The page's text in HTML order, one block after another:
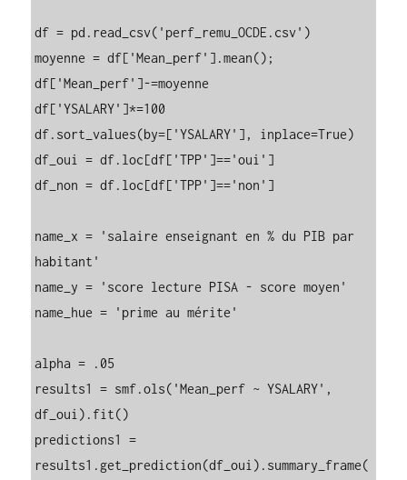
df = pd.read_csv('perf_remu_OCDE.csv')
moyenne = df['Mean_perf'].mean();
df['Mean_perf']-=moyenne
df['YSALARY']*=100
df.sort_values(by=['YSALARY'], inplace=True)
df_oui = df.loc[df['TPP']=='oui']
df_non = df.loc[df['TPP']=='non']
name_x = 'salaire enseignant en % du PIB par
habitant'
name_y = 'score lecture PISA - score moyen'
name_hue = 'prime au mérite'
alpha = .05
results1 = smf.ols('Mean_perf ~ YSALARY',
df_oui).fit()
predictions1 =
results1.get_prediction(df_oui).summary_frame(